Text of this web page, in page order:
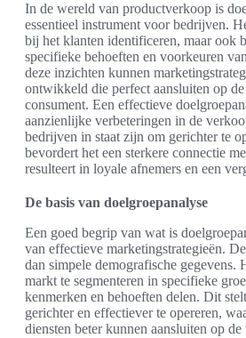
In de wereld van productverkoop is
essentieel instrument voor bedrijven.
bij het klanten identificeren, maar ook
specifieke behoeften en voorkeuren
deze inzichten kunnen
ontwikkeld die perfect aansluiten op
consument. Een effectieve
aanzienlijke verbeteringen in de
bedrijven in staat zijn om gerichter te
bevordert het een sterkere connectie
resulteert in loyale afnemers en een
De basis van doelgroepanalyse
Een goed begrip van wat is
van effectieve marketingstrategieën.
dan simpele demografische gegevens.
markt te segmenteren in specifieke
kenmerken en behoeften delen. Dit
gerichter en effectiever te opereren,
diensten beter kunnen aansluiten op